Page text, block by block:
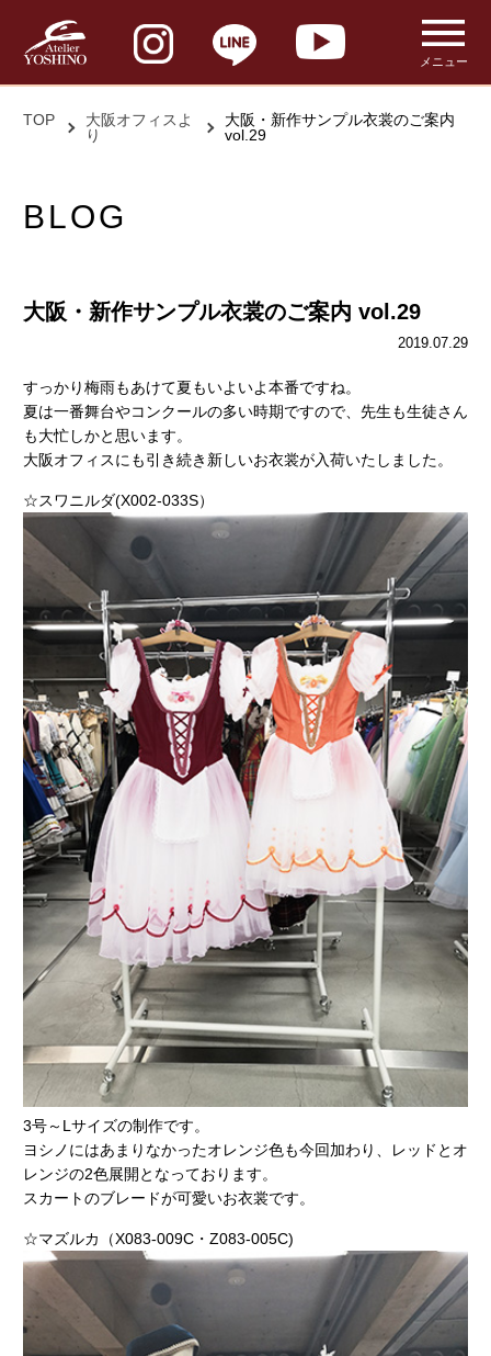
メニュー
TOP
大阪オフィスよ
り
大阪・新作サンプル衣裳のご案内
vol.29
BLOG
大阪・新作サンプル衣裳のご案内 vol.29
2019.07.29
すっかり梅雨もあけて夏もいよいよ本番ですね。
夏は一番舞台やコンクールの多い時期ですので、先生も生徒さん
も大忙しかと思います。
大阪オフィスにも引き続き新しいお衣裳が入荷いたしました。
☆スワニルダ(X002-033S）
3号～Lサイズの制作です。
ヨシノにはあまりなかったオレンジ色も今回加わり、レッドとオ
レンジの2色展開となっております。
スカートのブレードが可愛いお衣裳です。
☆マズルカ（X083-009C・Z083-005C)